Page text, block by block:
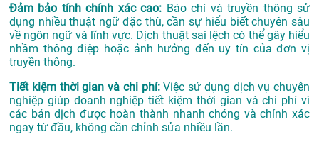
Đảm bảo tính chính xác cao: Báo chí và truyền thông sử
dụng nhiều thuật ngữ đặc thù, cần sự hiểu biết chuyên sâu
về ngôn ngữ và lĩnh vực. Dịch thuật sai lệch có thể gây hiểu
nhầm thông điệp hoặc ảnh hưởng đến uy tín của đơn vị
truyền thông.
Tiết kiệm thời gian và chi phí:Việc sử dụng dịch vụ chuyên
nghiệp giúp doanh nghiệp tiết kiệm thời gian và chi phí vì
các bản dịch được hoàn thành nhanh chóng và chính xác
ngay từ đầu, không cần chỉnh sửa nhiều lần.